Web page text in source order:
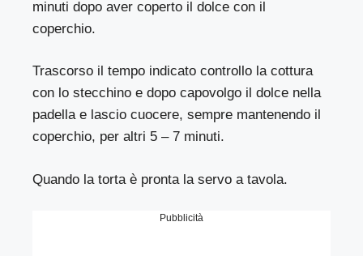
minuti dopo aver coperto il dolce con il
coperchio.
Trascorso il tempo indicato controllo la cottura
con lo stecchino e dopo capovolgo il dolce nella
padella e lascio cuocere, sempre mantenendo il
coperchio, per altri 5 – 7 minuti.
Quando la torta è pronta la servo a tavola.
Pubblicità